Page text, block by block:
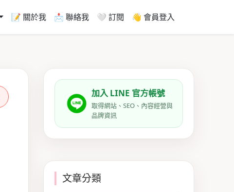
📝 關於我 📩 聯絡我 🤍 訂閱 👋 會員登入
加入 LINE 官方帳號
取得網站、SEO、內容經營與
品牌資訊
文章分類